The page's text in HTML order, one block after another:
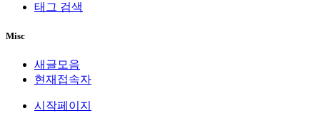
태그 검색
Misc
새글모음
현재접속자
시작페이지